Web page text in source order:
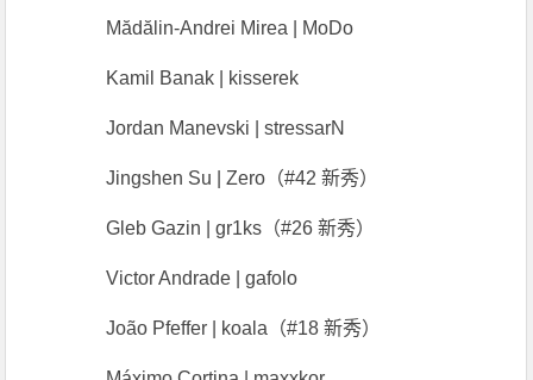
Mădălin-Andrei Mirea | MoDo
Kamil Banak | kisserek
Jordan Manevski | stressarN
Jingshen Su | Zero（#42 新秀）
Gleb Gazin | gr1ks（#26 新秀）
Victor Andrade | gafolo
João Pfeffer | koala（#18 新秀）